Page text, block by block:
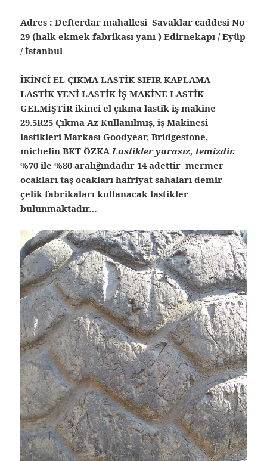
Adres : Defterdar mahallesi Savaklar caddesi No
29 (halk ekmek fabrikası yanı ) Edirnekapı / Eyüp
/ İstanbul
İKİNCİ EL ÇIKMA LASTİK SIFIR KAPLAMA
LASTİK YENİ LASTİK İŞ MAKİNE LASTİK
GELMİŞTİR ikinci el çıkma lastik iş makine
29.5R25 Çıkma Az Kullanılmış, iş Makinesi
lastikleri Markası Goodyear, Bridgestone,
michelin BKT ÖZKA Lastikler yarasız, temizdir.
%70 ile %80 aralığındadır 14 adettir mermer
ocakları taş ocakları hafriyat sahaları demir
çelik fabrikaları kullanacak lastikler
bulunmaktadır…